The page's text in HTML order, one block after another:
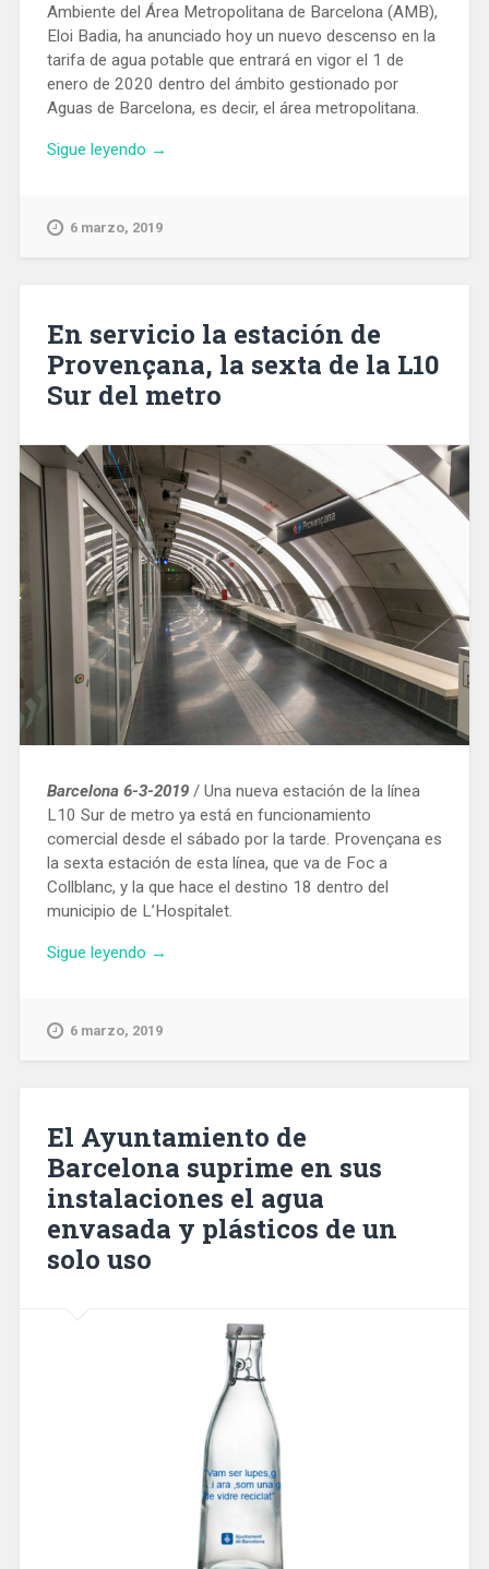
Ambiente del Área Metropolitana de Barcelona (AMB),
Eloi Badia, ha anunciado hoy un nuevo descenso en la
tarifa de agua potable que entrará en vigor el 1 de
enero de 2020 dentro del ámbito gestionado por
Aguas de Barcelona, es decir, el área metropolitana.
Sigue leyendo «En
2020
se
reducirá
en
área
metropolitana
un
5,7%»
→
6 marzo, 2019
En servicio la estación de
Provençana, la sexta de la L10
Sur del metro
Barcelona 6-3-2019/ Una nueva estación de la línea
L10 Sur de metro ya está en funcionamiento
comercial desde el sábado por la tarde. Provençana es
la sexta estación de esta línea, que va de Foc a
Collblanc, y la que hace el destino 18 dentro del
municipio de L’Hospitalet.
Sigue leyendo «En
estación
de
la
L10
Sur
del
metro»
→
6 marzo, 2019
El Ayuntamiento de
Barcelona suprime en sus
instalaciones el agua
envasada y plásticos de un
solo uso